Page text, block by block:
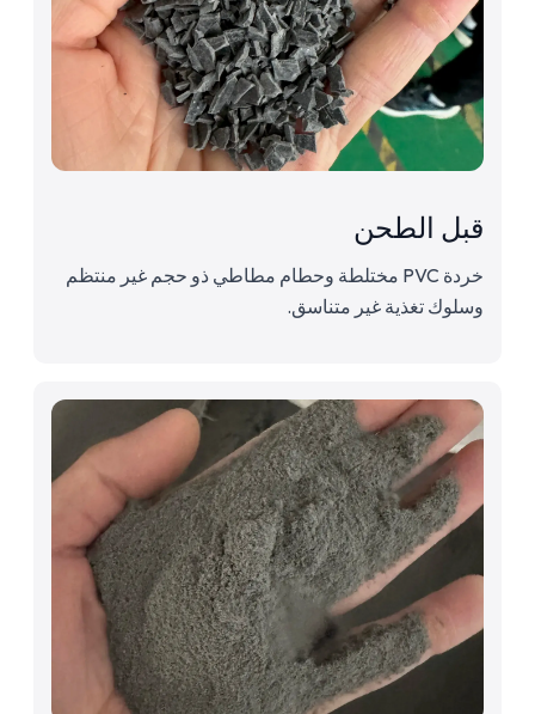
قبل الطحن
خردة PVC مختلطة وحطام مطاطي ذو حجم غير منتظم
وسلوك تغذية غير متناسق.